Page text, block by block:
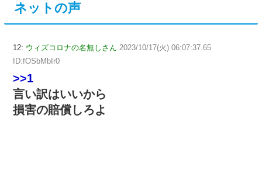
ネットの声
12: ウィズコロナの名無しさん 2023/10/17(火) 06:07:37.65
ID:fOSbMbIr0
>>1
言い訳はいいから
損害の賠償しろよ